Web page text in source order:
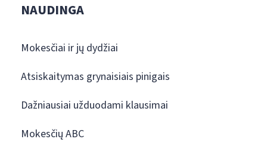
NAUDINGA
Mokesčiai ir jų dydžiai
Atsiskaitymas grynaisiais pinigais
Dažniausiai užduodami klausimai
Mokesčių ABC